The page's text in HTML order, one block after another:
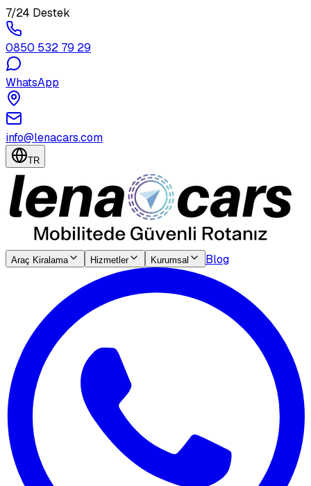
7/24 Destek
0850 532 79 29
WhatsApp
info@lenacars.com
TR
Araç Kiralama Hizmetler Kurumsal Blog